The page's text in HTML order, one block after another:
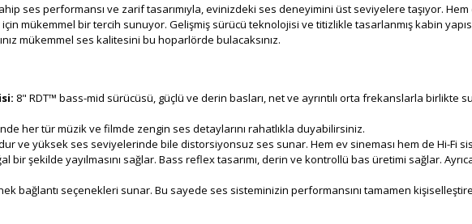
ses performansı ve zarif tasarımıyla, evinizdeki ses deneyimini üst seviyelere taşıyor.
mükemmel bir tercih sunuyor. Gelişmiş sürücü teknolojisi ve titizlikle tasarlanmış kabin
mükemmel ses kalitesini bu hoparlörde bulacaksınız.
8" RDT™ bass-mid sürücüsü, güçlü ve derin basları, net ve ayrıntılı orta frekanslarla birlikte
her tür müzik ve filmde zengin ses detaylarını rahatlıkla duyabilirsiniz.
ve yüksek ses seviyelerinde bile distorsiyonsuz ses sunar. Hem ev sineması hem de Hi-Fi
bir şekilde yayılmasını sağlar. Bass reflex tasarımı, derin ve kontrollü bas üretimi sağlar.
bağlantı seçenekleri sunar. Bu sayede ses sisteminizin performansını tamamen